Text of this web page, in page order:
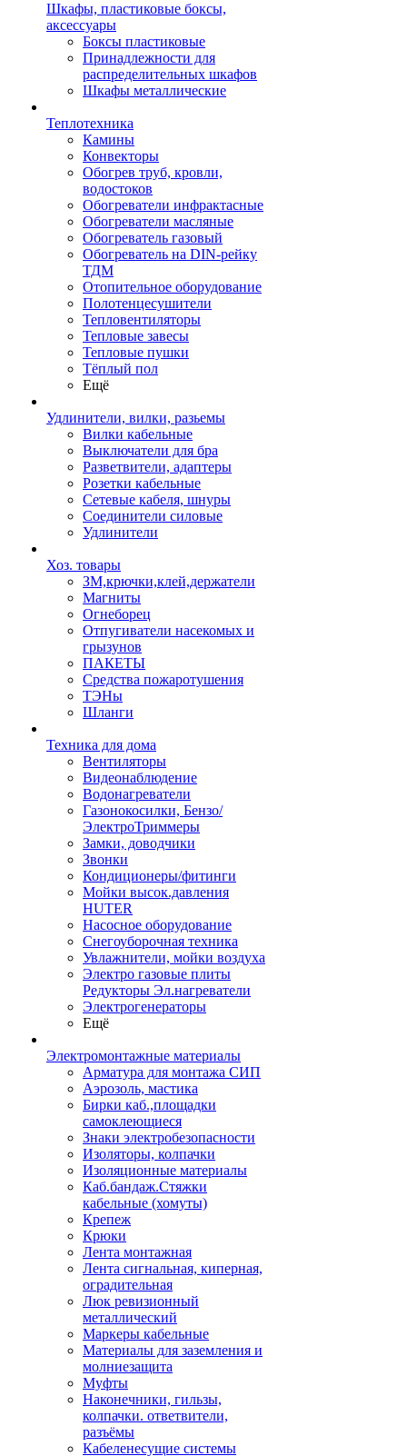
Шкафы, пластиковые боксы,
аксессуары
Боксы пластиковые
Принадлежности для
распределительных шкафов
Шкафы металлические
Теплотехника
Камины
Конвекторы
Обогрев труб, кровли,
водостоков
Обогреватели инфрактасные
Обогреватели масляные
Обогреватель газовый
Обогреватель на DIN-рейку
ТДМ
Отопительное оборудование
Полотенцесушители
Тепловентиляторы
Тепловые завесы
Тепловые пушки
Тёплый пол
Ещё
Удлинители, вилки, разьемы
Вилки кабельные
Выключатели для бра
Разветвители, адаптеры
Розетки кабельные
Сетевые кабеля, шнуры
Соединители силовые
Удлинители
Хоз. товары
ЗМ,крючки,клей,держатели
Магниты
Огнеборец
Отпугиватели насекомых и
грызунов
ПАКЕТЫ
Средства пожаротушения
ТЭНы
Шланги
Техника для дома
Вентиляторы
Видеонаблюдение
Водонагреватели
Газонокосилки, Бензо/
ЭлектроТриммеры
Замки, доводчики
Звонки
Кондиционеры/фитинги
Мойки высок.давления
HUTER
Насосное оборудование
Снегоуборочная техника
Увлажнители, мойки воздуха
Электро газовые плиты
Редукторы Эл.нагреватели
Электрогенераторы
Ещё
Электромонтажные материалы
Арматура для монтажа СИП
Аэрозоль, мастика
Бирки каб.,площадки
самоклеющиеся
Знаки электробезопасности
Изоляторы, колпачки
Изоляционные материалы
Каб.бандаж.Стяжки
кабельные (хомуты)
Крепеж
Крюки
Лента монтажная
Лента сигнальная, киперная,
оградительная
Люк ревизионный
металлический
Маркеры кабельные
Материалы для заземления и
молниезащита
Муфты
Наконечники, гильзы,
колпачки. ответвители,
разъёмы
Кабеленесущие системы